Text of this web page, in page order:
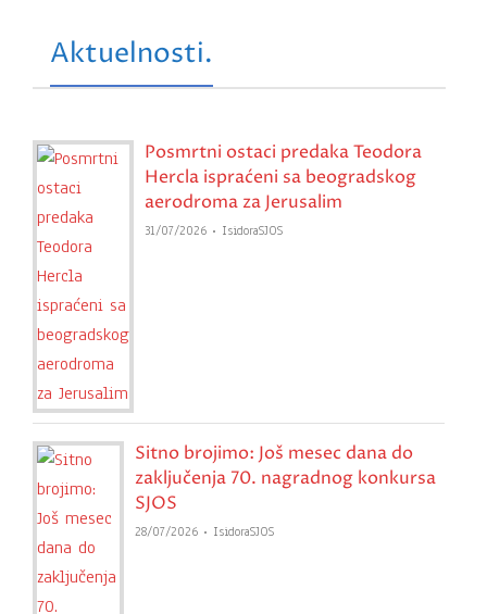
Aktuelnosti.
Posmrtni ostaci predaka Teodora
Hercla ispraćeni sa beogradskog
aerodroma za Jerusalim
31/07/2026 IsidoraSJOS
Sitno brojimo: Još mesec dana do
zaključenja 70. nagradnog konkursa
SJOS
28/07/2026 IsidoraSJOS